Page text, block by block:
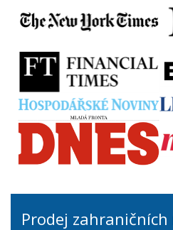
Prodej